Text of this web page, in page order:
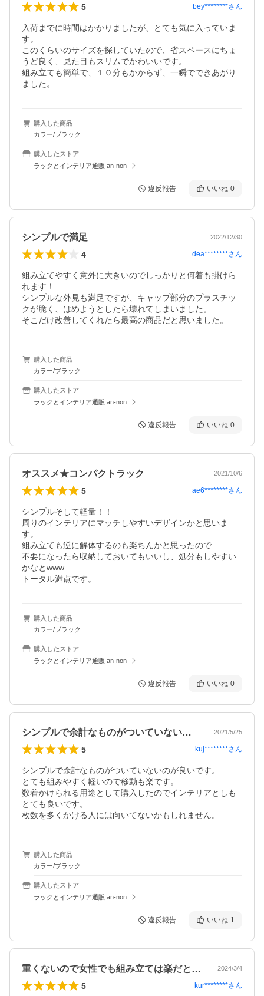
5 bey********さん
入荷までに時間はかかりましたが、とても気に入っていま
す。
このくらいのサイズを探していたので、省スペースにちょ
うど良く、見た目もスリムでかわいいです。
組み立ても簡単で、１０分もかからず、一瞬でできあがり
ました。
購入した商品
カラー/ブラック
購入したストア
ラックとインテリア通販 an-non
違反報告 いいね 0
シンプルで満足 2022/12/30
4 dea********さん
組み立てやすく意外に大きいのでしっかりと何着も掛けら
れます！
シンプルな外見も満足ですが、キャップ部分のプラスチッ
クが脆く、はめようとしたら壊れてしまいました。
そこだけ改善してくれたら最高の商品だと思いました。
購入した商品
カラー/ブラック
購入したストア
ラックとインテリア通販 an-non
違反報告 いいね 0
オススメ★コンパクトラック 2021/10/6
5 ae6********さん
シンプルそして軽量！！
周りのインテリアにマッチしやすいデザインかと思いま
す。
組み立ても逆に解体するのも楽ちんかと思ったので
不要になったら収納しておいてもいいし、処分もしやすい
かなとwww
トータル満点です。
購入した商品
カラー/ブラック
購入したストア
ラックとインテリア通販 an-non
違反報告 いいね 0
シンプルで余計なものがついていないのが… 2021/5/25
5 kuj********さん
シンプルで余計なものがついていないのが良いです。
とても組みやすく軽いので移動も楽です。
数着かけられる用途として購入したのでインテリアとしも
とても良いです。
枚数を多くかける人には向いてないかもしれません。
購入した商品
カラー/ブラック
購入したストア
ラックとインテリア通販 an-non
違反報告 いいね 1
重くないので女性でも組み立ては楽だと思… 2024/3/4
5 kur********さん